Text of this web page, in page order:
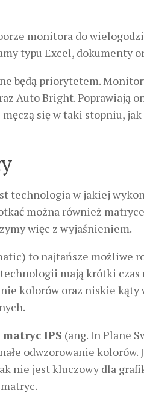
monitora do
typu Excel, dokumenty
będą priorytetem.
Auto Bright. Poprawiają
się w taki stopniu,
technologia w jakiej
można również
więc z wyjaśnieniem.
to najtańsze możliwe
mają krótki
kolorów oraz niskie
matryc IPS (ang. In Plane
odwzorowanie
nie jest kluczowy dla